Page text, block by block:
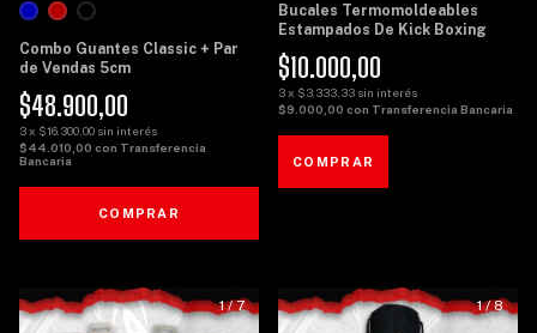
Combo Guantes Classic + Par
de Vendas 5cm
$48.900,00
3x $16.300,00 sin interés
$44.010,00 con Transferencia
Bancaria
COMPRAR
Bucales Termomoldeables
Estampados De Kick Boxing
$10.000,00
3x $3.333,33 sin interés
$9.000,00 con Transferencia Bancaria
1/7 1/8